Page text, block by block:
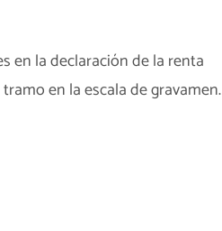
en la declaración de la renta
en la escala de gravamen.